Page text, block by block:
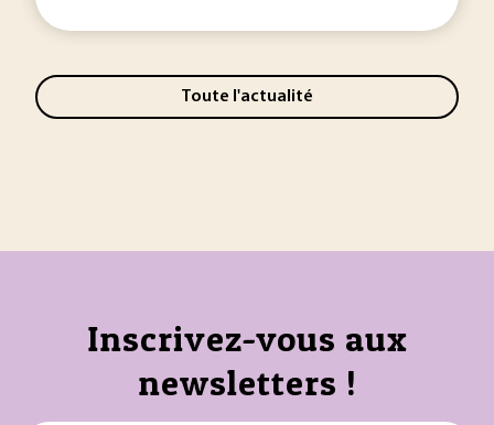
Toute l'actualité
Inscrivez-vous aux
newsletters !